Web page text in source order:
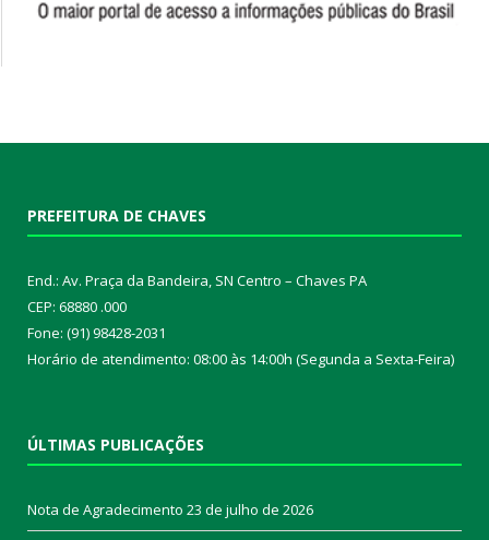
PREFEITURA DE CHAVES
End.: Av. Praça da Bandeira, SN Centro – Chaves PA
CEP: 68880 .000
Fone: (91) 98428-2031
Horário de atendimento: 08:00 às 14:00h (Segunda a Sexta-Feira)
ÚLTIMAS PUBLICAÇÕES
Nota de Agradecimento 23 de julho de 2026